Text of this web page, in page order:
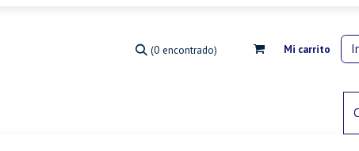
(0 encontrado) Mi carrito
Control de